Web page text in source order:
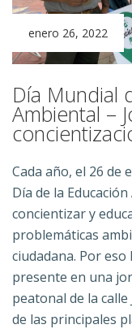
enero 26, 2022
Día Mundial
Ambiental –
Cada año, el 26 de
Día de la
concientizar y
problemáticas
ciudadana. Por
presente en una
peatonal de la calle
de las principales